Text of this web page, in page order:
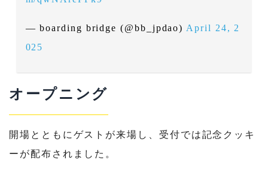
— boarding bridge (@bb_jpdao) April 24, 2
025
オープニング
開場とともにゲストが来場し、受付では記念クッキ
ーが配布されました。